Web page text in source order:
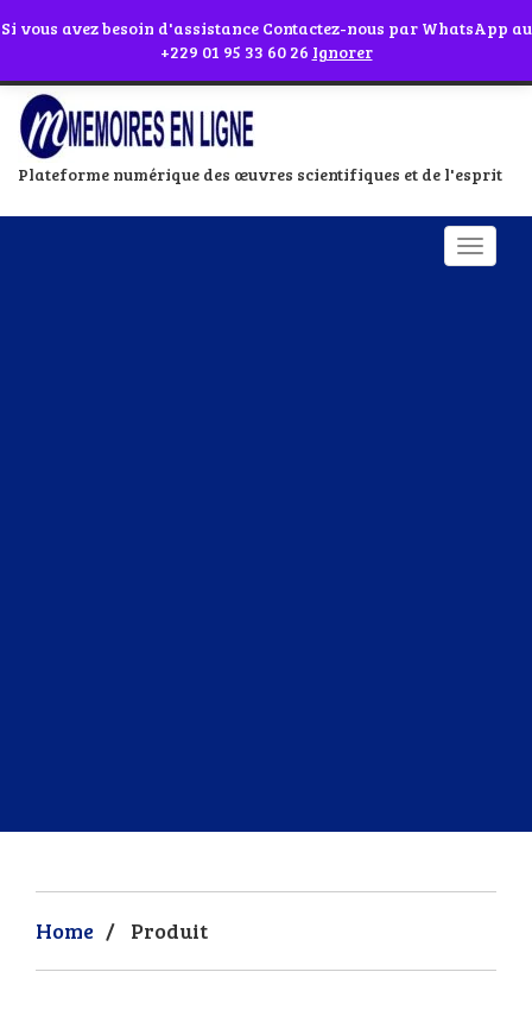
Abonnes toi à notre chaîne WhatsApp en cliquant sur l'icône en face
Plateforme numérique des œuvres scientifiques et de l'esprit
Home / Produit
Si vous avez besoin d'assistance Contactez-nous par WhatsApp au
+229 01 95 33 60 26 Ignorer